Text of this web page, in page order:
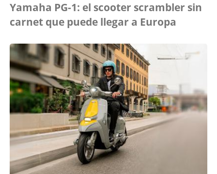
Yamaha PG-1: el scooter scrambler sin
carnet que puede llegar a Europa